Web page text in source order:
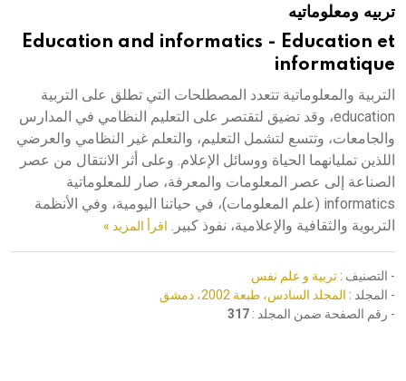
هيئة الموسوعة العربية تطلق موسوعات جديدة في عام 2026تربيه ومعلوماتيه
Education and informatics - Education et
informatique
التربية والمعلوماتية تتعدد المصطلحات التي تطلق على التربية
education، وقد تضيق لتقتصر على التعليم النظامي في المدارس
والجامعات، وتتسع لتشمل التعليم، والتعلم غير النظامي والعرضي
اللذين تمليانهما الحياة ووسائل الإعلام. وعلى أثر الانتقال من عصر
الصناعة إلى عصر المعلومات والمعرفة، صار للمعلوماتية
informatics (علم المعلومات)، في حياتنا اليومية، وفي الأنظمة
التربوية والثقافية والإعلامية، نفوذ كبير. اقرأ المزيد »
- التصنيف : تربية و علم نفس
- المجلد : المجلد السادس، طبعة 2002، دمشق
- رقم الصفحة ضمن المجلد : 317